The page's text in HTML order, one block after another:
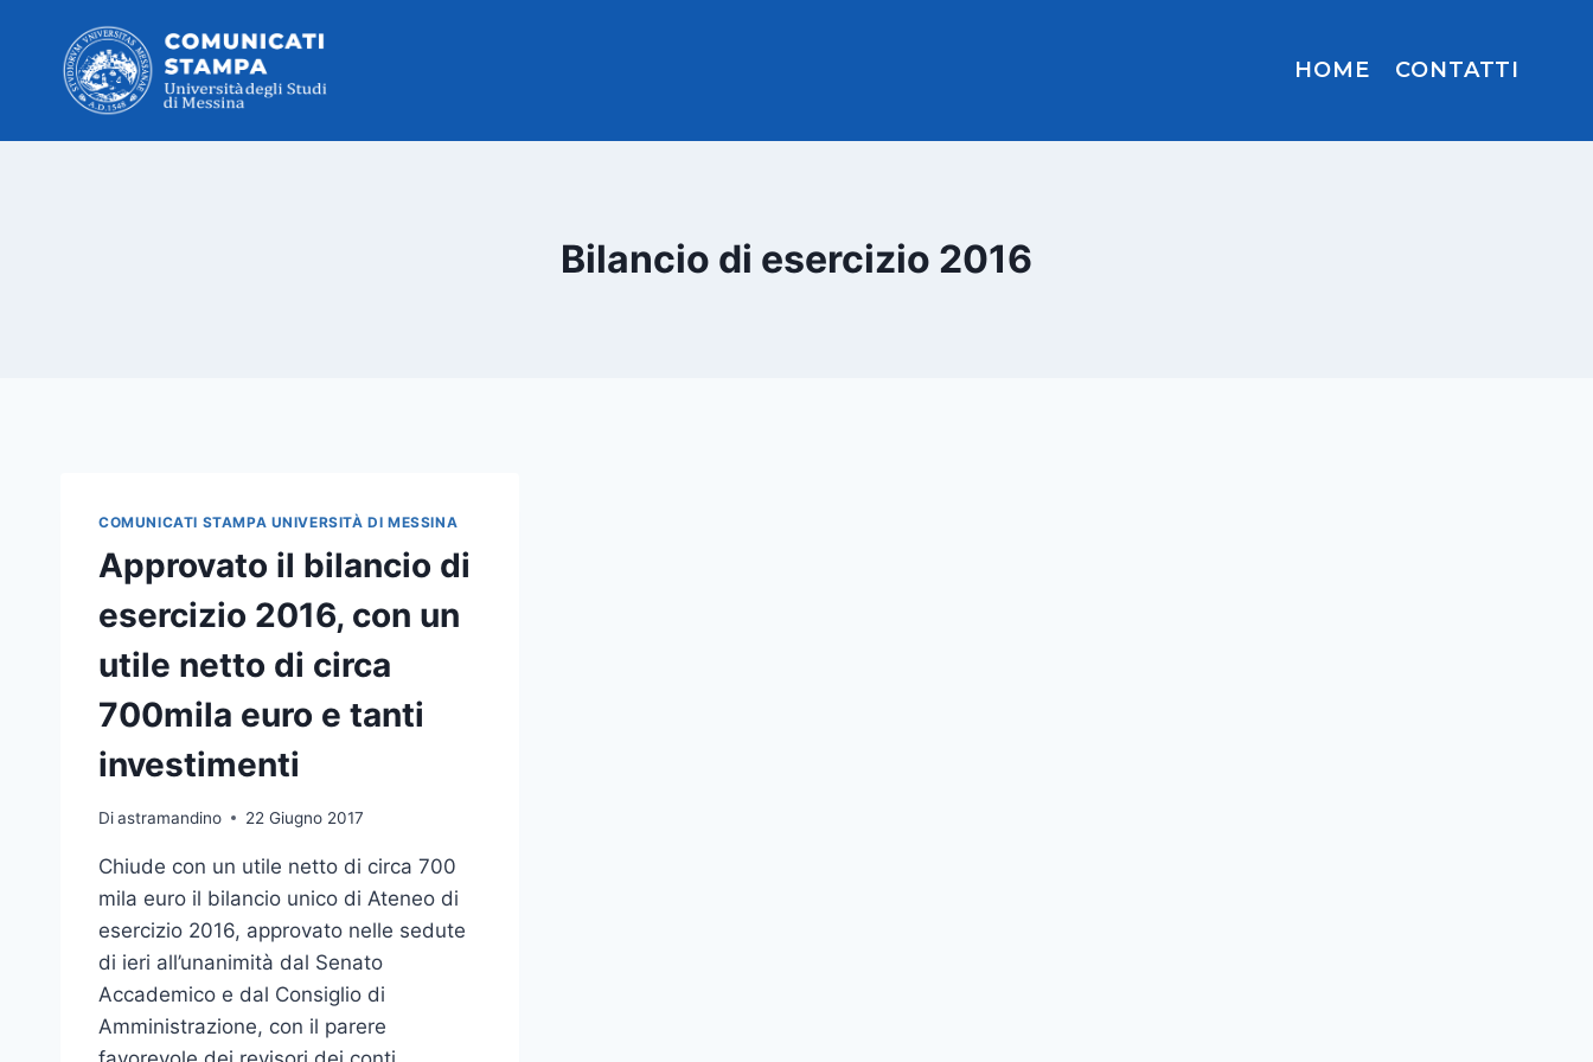
contenuto
HOME CONTATTI
Bilancio di esercizio 2016
COMUNICATI STAMPA UNIVERSITÀ DI MESSINA
Approvato il bilancio di
esercizio 2016, con un
utile netto di circa
700mila euro e tanti
investimenti
Diastramandino 22 Giugno 2017
Chiude con un utile netto di circa 700
mila euro il bilancio unico di Ateneo di
esercizio 2016, approvato nelle sedute
di ieri all’unanimità dal Senato
Accademico e dal Consiglio di
Amministrazione, con il parere